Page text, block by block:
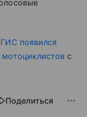
появился
с
Поделиться